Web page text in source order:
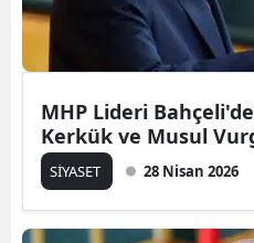
MHP Lideri
Kerkük ve Musul
SİYASET 28 Nisan 2026